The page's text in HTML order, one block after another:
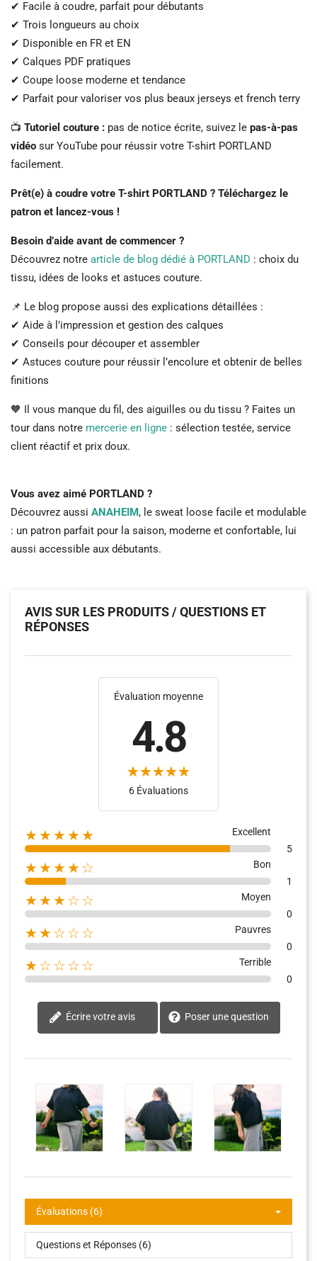
✔ Facile à coudre, parfait pour débutants
✔ Trois longueurs au choix
✔ Disponible en FR et EN
✔ Calques PDF pratiques
✔ Coupe loose moderne et tendance
✔ Parfait pour valoriser vos plus beaux jerseys et french terry
📺 Tutoriel couture : pas de notice écrite, suivez le pas-à-pas
vidéo sur YouTube pour réussir votre T-shirt PORTLAND
facilement.
Prêt(e) à coudre votre T-shirt PORTLAND ? Téléchargez le
patron et lancez-vous !
Besoin d’aide avant de commencer ?
Découvrez notre article de blog dédié à PORTLAND : choix du
tissu, idées de looks et astuces couture.
📌 Le blog propose aussi des explications détaillées :
✔ Aide à l’impression et gestion des calques
✔ Conseils pour découper et assembler
✔ Astuces couture pour réussir l’encolure et obtenir de belles
finitions
🧡 Il vous manque du fil, des aiguilles ou du tissu ? Faites un
tour dans notre mercerie en ligne : sélection testée, service
client réactif et prix doux.
Vous avez aimé PORTLAND ?
Découvrez aussi ANAHEIM, le sweat loose facile et modulable
: un patron parfait pour la saison, moderne et confortable, lui
aussi accessible aux débutants.
AVIS SUR LES PRODUITS / QUESTIONS ET
RÉPONSES
Évaluation moyenne
4.8
6 Évaluations
★★★★★
Excellent
5
★★★★☆
Bon
1
★★★☆☆
Moyen
0
★★☆☆☆
Pauvres
0
★☆☆☆☆
Terrible
0
Écrire votre avis Poser une question
Évaluations (6)
Questions et Réponses (6)